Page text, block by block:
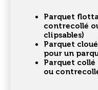
Parquet
contrecollé
clipsables)
Parquet cloué
pour un
Parquet collé
ou